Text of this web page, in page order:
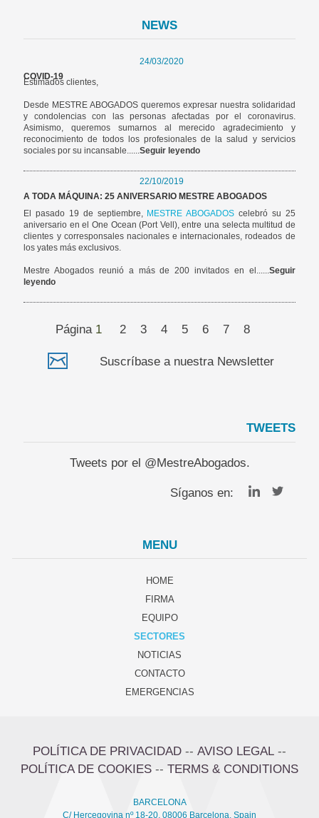
NEWS
24/03/2020
COVID-19
Estimados clientes,
Desde MESTRE ABOGADOS queremos expresar nuestra solidaridad
y condolencias con las personas afectadas por el coronavirus.
Asimismo, queremos sumarnos al merecido agradecimiento y
reconocimiento de todos los profesionales de la salud y servicios
sociales por su incansable......Seguir leyendo
22/10/2019
A TODA MÁQUINA: 25 ANIVERSARIO MESTRE ABOGADOS
El pasado 19 de septiembre, MESTRE ABOGADOS celebró su 25
aniversario en el One Ocean (Port Vell), entre una selecta multitud de
clientes y corresponsales nacionales e internacionales, rodeados de
los yates más exclusivos.
Mestre Abogados reunió a más de 200 invitados en el...... Seguir
leyendo
Página 1 2 3 4 5 6 7 8
Suscríbase a nuestra Newsletter
TWEETS
Tweets por el @MestreAbogados.
Síganos en:
MENU
HOME
FIRMA
EQUIPO
SECTORES
NOTICIAS
CONTACTO
EMERGENCIAS
POLÍTICA DE PRIVACIDAD -- AVISO LEGAL --
POLÍTICA DE COOKIES -- TERMS & CONDITIONS
BARCELONA
C/ Hercegovina nº 18-20, 08006 Barcelona, Spain